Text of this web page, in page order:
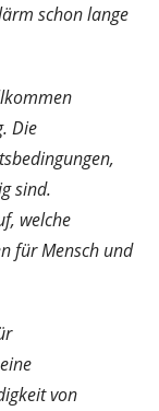
schon lange
Die
sind.
welche
für Mensch und
von